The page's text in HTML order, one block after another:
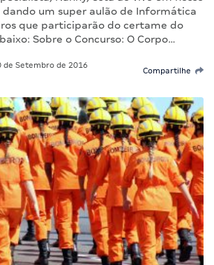
dando um super aulão de Informática
que participarão do certame do
Sobre o Concurso: O Corpo…
de Setembro de 2016
Compartilhe